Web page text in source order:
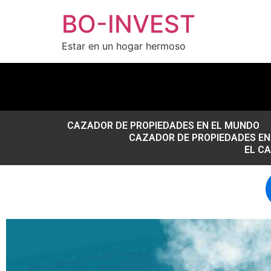
BO-INVEST
Estar en un hogar hermoso
CAZADOR DE PROPIEDADES EN EL MUNDO
CAZADOR DE PROPIEDADES
EL